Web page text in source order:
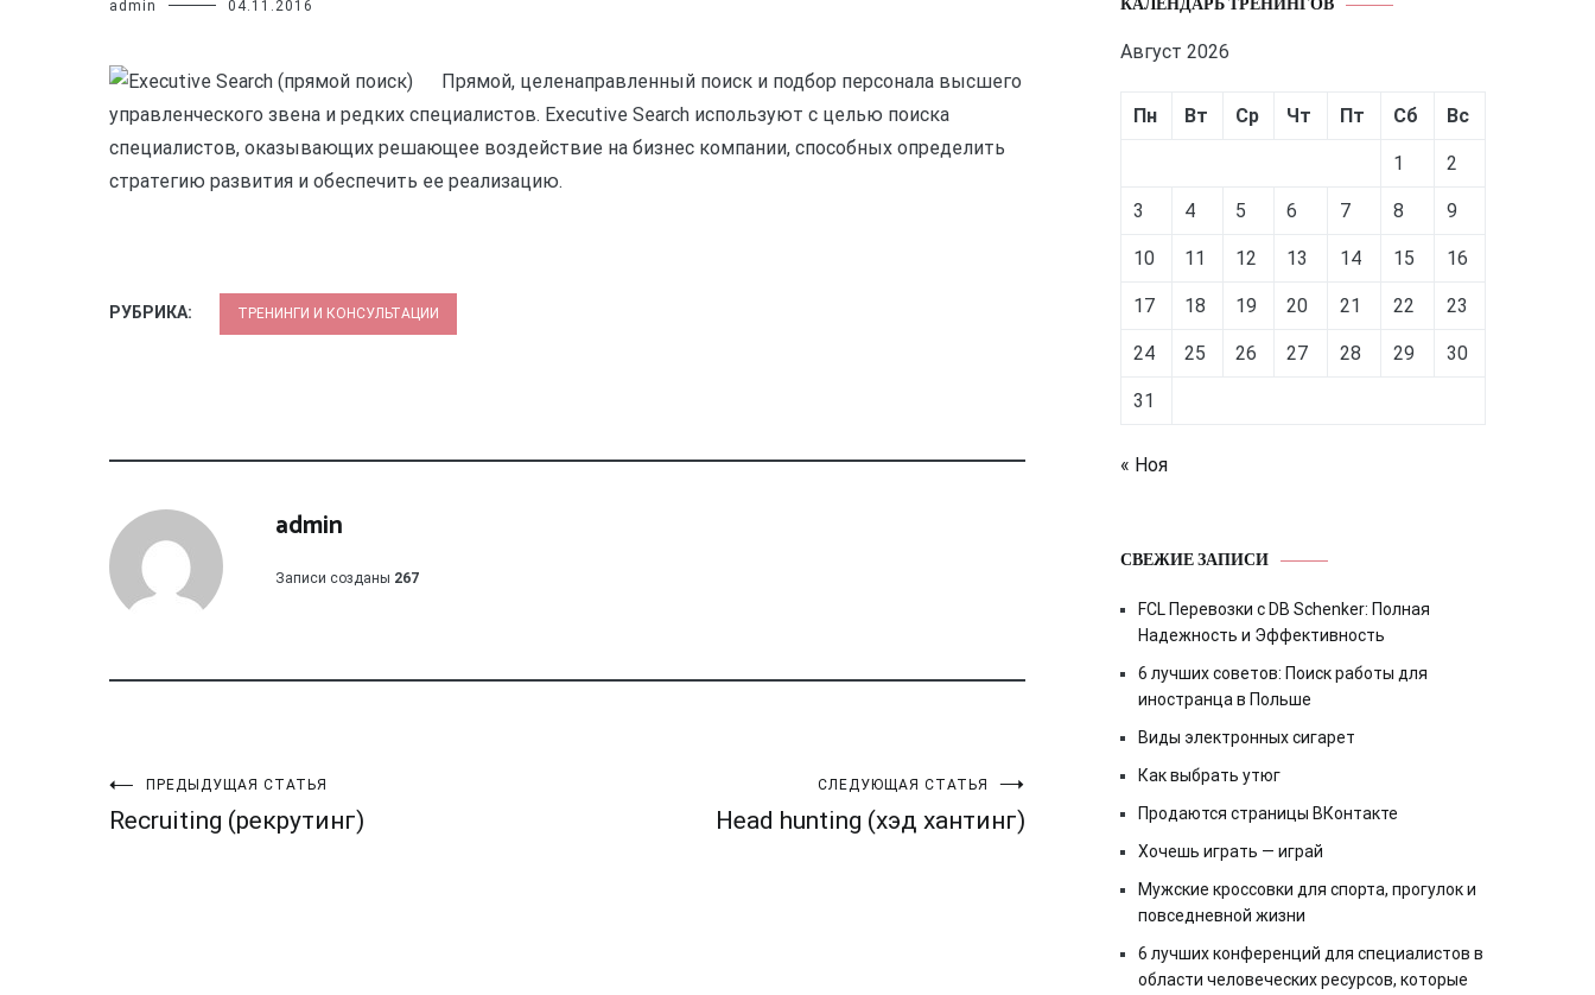
admin 04.11.2016
Прямой, целенаправленный поиск и подбор персонала высшего
управленческого звена и редких специалистов. Executive Search используют с целью поиска
специалистов, оказывающих решающее воздействие на бизнес компании, способных определить
стратегию развития и обеспечить ее реализацию.
РУБРИКА: ТРЕНИНГИ И КОНСУЛЬТАЦИИ
admin
Записи созданы 267
Навигация
ПРЕДЫДУЩАЯ СТАТЬЯ
Recruiting (рекрутинг)
СЛЕДУЮЩАЯ СТАТЬЯ
Head hunting (хэд хантинг)
Август 2026
Пн Вт Ср Чт Пт Сб Вс
1 2
3 4 5 6 7 8 9
10 11 12 13 14 15 16
17 18 19 20 21 22 23
24 25 26 27 28 29 30
31
« Ноя
СВЕЖИЕ ЗАПИСИ
FCL Перевозки с DB Schenker: Полная
Надежность и Эффективность
6 лучших советов: Поиск работы для
иностранца в Польше
Виды электронных сигарет
Как выбрать утюг
Продаются страницы ВКонтакте
Хочешь играть — играй
Мужские кроссовки для спорта, прогулок и
повседневной жизни
6 лучших конференций для специалистов в
области человеческих ресурсов, которые